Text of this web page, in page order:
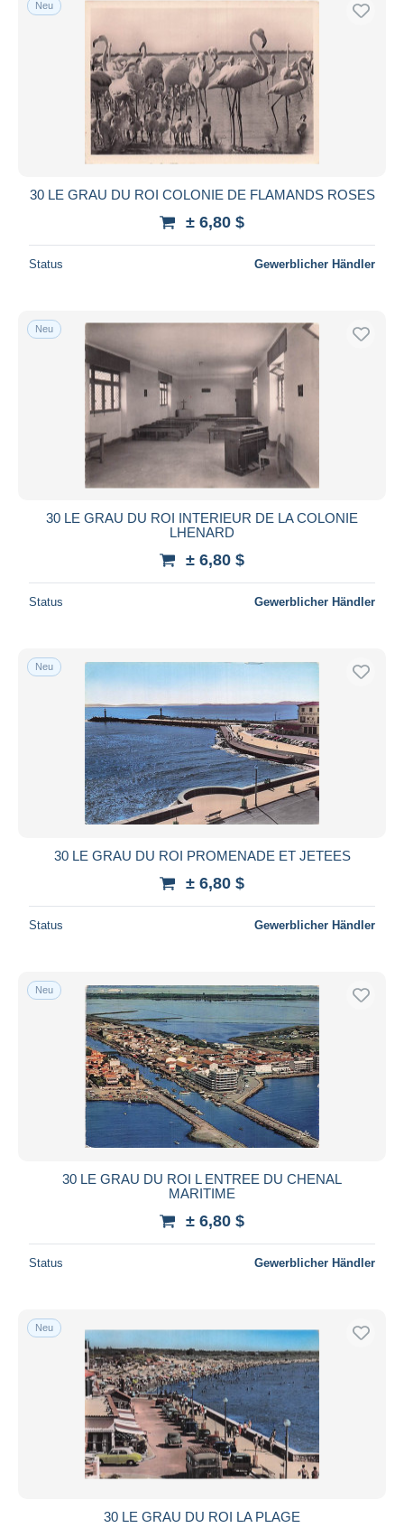
Kostenloser Versand
Zahlungsmethoden
PayPal
Banküberweisung
Visa
Mastercard
iDeal
Übernehmen
Neu
30 LE GRAU DU ROI COLONIE DE FLAMANDS ROSES
± 6,80 $
Status Gewerblicher Händler
Neu
30 LE GRAU DU ROI INTERIEUR DE LA COLONIE
LHENARD
± 6,80 $
Status Gewerblicher Händler
Neu
30 LE GRAU DU ROI PROMENADE ET JETEES
± 6,80 $
Status Gewerblicher Händler
Neu
30 LE GRAU DU ROI L ENTREE DU CHENAL
MARITIME
± 6,80 $
Status Gewerblicher Händler
Neu
30 LE GRAU DU ROI LA PLAGE